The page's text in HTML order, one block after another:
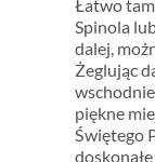
Łatwo
Spinola
dalej,
Żeglując
piękne
Świętego